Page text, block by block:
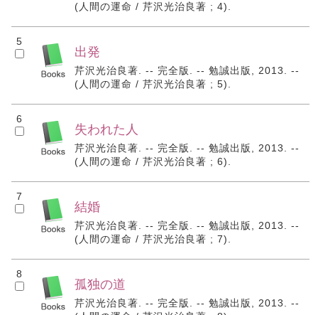
(人間の運命 / 芹沢光治良著 ; 4).
5
出発
芹沢光治良著. -- 完全版. -- 勉誠出版, 2013. --
(人間の運命 / 芹沢光治良著 ; 5).
6
失われた人
芹沢光治良著. -- 完全版. -- 勉誠出版, 2013. --
(人間の運命 / 芹沢光治良著 ; 6).
7
結婚
芹沢光治良著. -- 完全版. -- 勉誠出版, 2013. --
(人間の運命 / 芹沢光治良著 ; 7).
8
孤独の道
芹沢光治良著. -- 完全版. -- 勉誠出版, 2013. --